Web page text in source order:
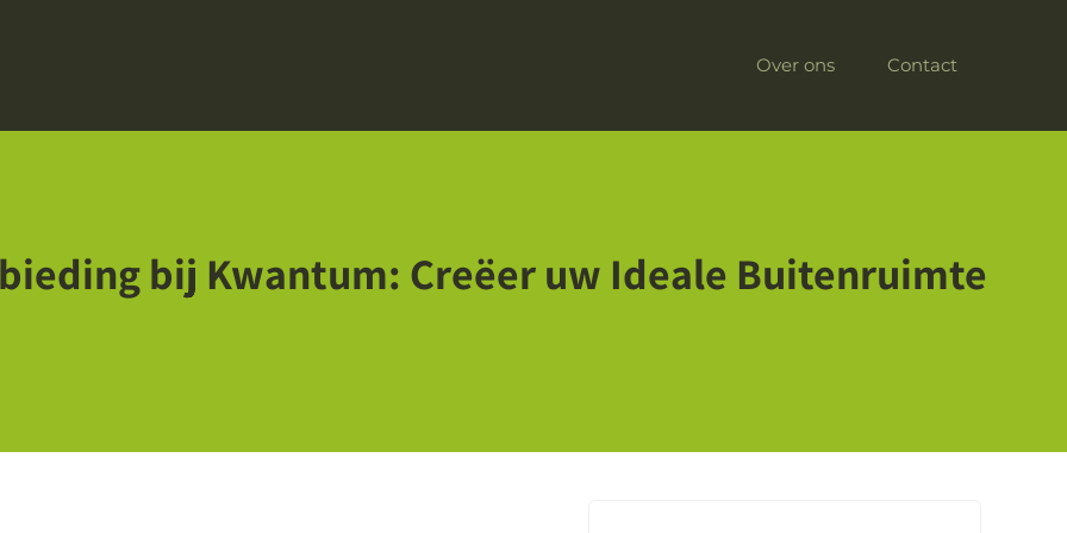
Over ons Contact
bij Kwantum: Creëer uw Ideale Buitenruimte